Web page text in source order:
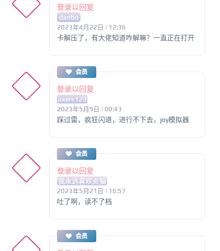
登录以回复
danbo
2023年4月22日 | 12:36
卡解压了，有大佬知道咋解嘛？一直正在打开
会员
登录以回复
axers123
2023年5月9日 | 00:43
踩过雷，疯狂闪退，进行不下去，joy模拟器
会员
登录以回复
我永远喜欢炎猫
2023年5月21日 | 16:57
吐了啊，读不了档
会员